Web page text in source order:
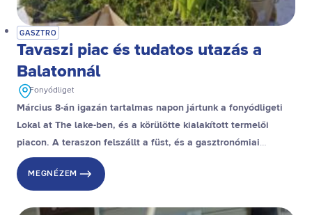
GASZTRO
Tavaszi piac és tudatos utazás a
Balatonnál
Fonyódliget
Március 8-án igazán tartalmas napon jártunk a fonyódligeti
Lokal at The lake-ben, és a körülötte kialakított termelői
piacon. A teraszon felszállt a füst, és a gasztronómiai
élmények mellett inspiráló beszélgetésen is részt vettünk,
ahol a tudatos utazás volt a fókuszban.
MEGNÉZEM